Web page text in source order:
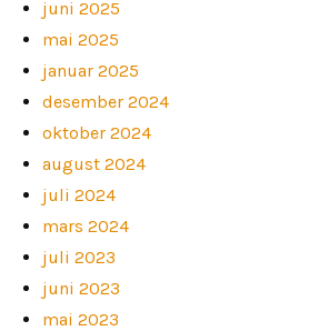
juni 2025
mai 2025
januar 2025
desember 2024
oktober 2024
august 2024
juli 2024
mars 2024
juli 2023
juni 2023
mai 2023